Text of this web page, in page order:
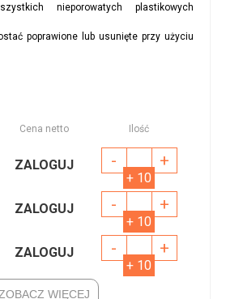
nieporowatych plastikowych
poprawione lub usunięte przy użyciu
Cena netto Ilość
ZALOGUJ - +
+ 10
ZALOGUJ - +
+ 10
ZALOGUJ - +
+ 10
ZOBACZ WIĘCEJ